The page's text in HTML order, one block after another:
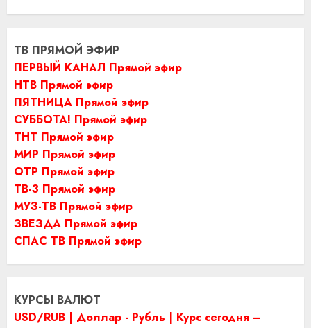
ТВ ПРЯМОЙ ЭФИР
ПЕРВЫЙ КАНАЛ Прямой эфир
НТВ Прямой эфир
ПЯТНИЦА Прямой эфир
СУББОТА! Прямой эфир
ТНТ Прямой эфир
МИР Прямой эфир
ОТР Прямой эфир
ТВ-3 Прямой эфир
МУЗ-ТВ Прямой эфир
ЗВЕЗДА Прямой эфир
СПАС ТВ Прямой эфир
КУРСЫ ВАЛЮТ
USD/RUB | Доллар - Рубль | Курс сегодня –